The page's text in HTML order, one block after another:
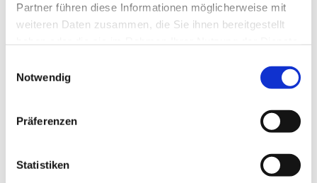
Partner führen diese Informationen möglicherweise mit
weiteren Daten zusammen, die Sie ihnen bereitgestellt
Notwendig
Präferenzen
Statistiken
Dies könnte Sie auch